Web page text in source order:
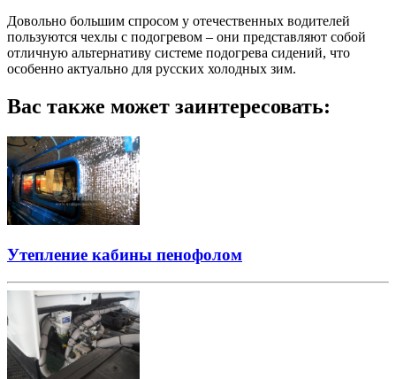
Довольно большим спросом у отечественных водителей
пользуются чехлы с подогревом – они представляют собой
отличную альтернативу системе подогрева сидений, что
особенно актуально для русских холодных зим.
Вас также может заинтересовать:
Утепление кабины пенофолом